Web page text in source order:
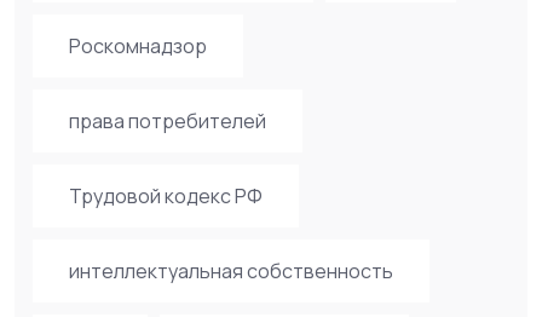
Роскомнадзор
права потребителей
Трудовой кодекс РФ
интеллектуальная собственность